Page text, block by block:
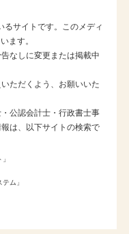
るサイトです。このメディ
ます。
なしに変更または掲載中
ただくよう、お願いいた
公認会計士・行政書士事
は、以下サイトの検索で
ム」